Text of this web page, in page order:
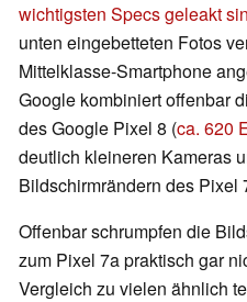
wichtigsten Specs geleakt
unten eingebetteten Fotos
Mittelklasse-Smartphone
Google kombiniert offenbar
des Google Pixel 8 (ca. 620
deutlich kleineren Kameras
Bildschirmrändern des Pixel
Offenbar schrumpfen die
zum Pixel 7a praktisch gar
Vergleich zu vielen ähnlich